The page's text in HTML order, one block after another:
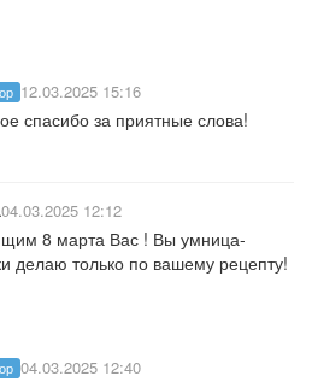
12.03.2025 15:16
спасибо за приятные слова!
04.03.2025 12:12
8 марта Вас ! Вы умница-
делаю только по вашему рецепту!
04.03.2025 12:40